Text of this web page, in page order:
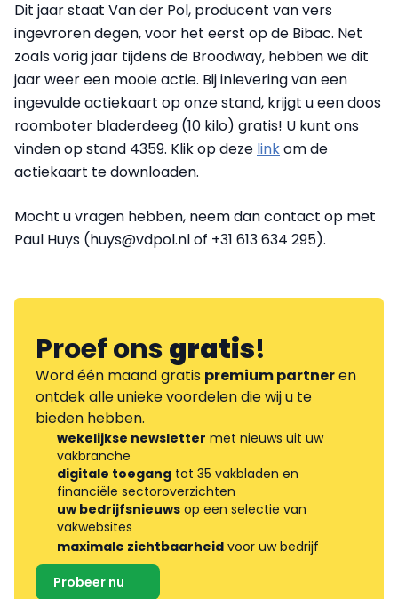
Dit jaar staat Van der Pol, producent van vers
ingevroren degen, voor het eerst op de Bibac. Net
zoals vorig jaar tijdens de Broodway, hebben we dit
jaar weer een mooie actie. Bij inlevering van een
ingevulde actiekaart op onze stand, krijgt u een doos
roomboter bladerdeeg (10 kilo) gratis! U kunt ons
vinden op stand 4359. Klik op deze linkom de
actiekaart te downloaden.
Mocht u vragen hebben, neem dan contact op met
Paul Huys (huys@vdpol.nl of +31 613 634 295).
Proef onsgratis!
Word één maand gratis premium partneren
ontdek alle unieke voordelen die wij u te
bieden hebben.
wekelijkse newsletter met nieuws uit uw
vakbranche
digitale toegang tot 35 vakbladen en
financiële sectoroverzichten
uw bedrijfsnieuws op een selectie van
vakwebsites
maximale zichtbaarheid voor uw bedrijf
Probeer nu